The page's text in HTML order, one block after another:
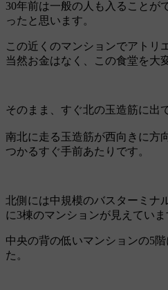
30年前は一般の人も入ることが
ったと思います。
この近くのマンションでアトリ
当然お金はなく、この食堂を大
そのまま、すぐ北の玉造筋に出
南北に走る玉造筋が西向きに方
つかるすぐ手前あたりです。
北側には中規模のバスターミナ
に3棟のマンションが見えていま
中央の背の低いマンションの5
た。